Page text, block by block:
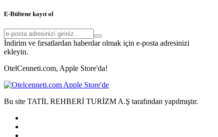
E-Bültene kayıt ol
İndirim ve fırsatlardan haberdar olmak için e-posta adresinizi
ekleyin.
OtelCenneti.com, Apple Store'da!
Bu site TATİL REHBERİ TURİZM A.Ş tarafından yapılmıştır.